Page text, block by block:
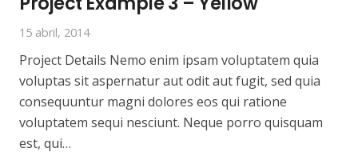
15 abril, 2014
Project Details Nemo enim ipsam voluptatem quia
voluptas sit aspernatur aut odit aut fugit, sed quia
consequuntur magni dolores eos qui ratione
voluptatem sequi nesciunt. Neque porro quisquam
est, qui…